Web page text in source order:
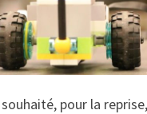
pour la